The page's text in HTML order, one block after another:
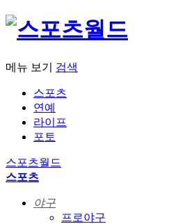
메뉴 보기 검색
스포츠
연예
라이프
포토
스포츠월드
스포츠
야구
프로야구